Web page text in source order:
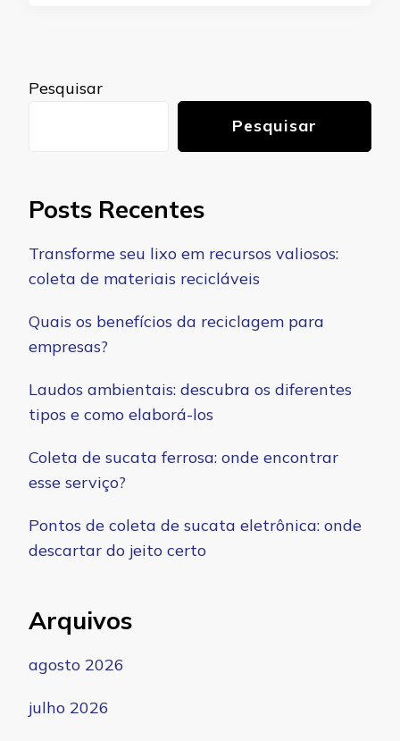
Pesquisar
Pesquisar
Posts Recentes
Transforme seu lixo em recursos valiosos:
coleta de materiais recicláveis
Quais os benefícios da reciclagem para
empresas?
Laudos ambientais: descubra os diferentes
tipos e como elaborá-los
Coleta de sucata ferrosa: onde encontrar
esse serviço?
Pontos de coleta de sucata eletrônica: onde
descartar do jeito certo
Arquivos
agosto 2026
julho 2026